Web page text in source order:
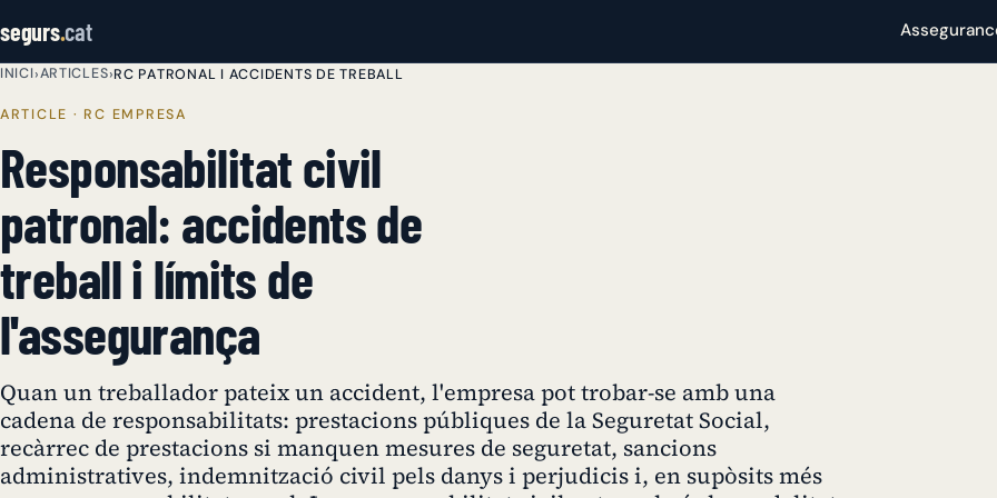
segurs.cat
INICI›ARTICLES›RC PATRONAL I ACCIDENTS DE TREBALL
ARTICLE · RC EMPRESA
Responsabilitat civil
patronal: accidents de
treball i límits de
l'assegurança
Quan un treballador pateix un accident, l'empresa pot trobar-se amb una
cadena de responsabilitats: prestacions públiques de la Seguretat Social,
recàrrec de prestacions si manquen mesures de seguretat, sancions
administratives, indemnització civil pels danys i perjudicis i, en supòsits més